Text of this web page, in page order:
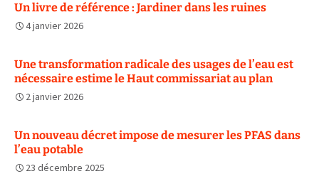
Un livre de référence : Jardiner dans les ruines
4 janvier 2026
Une transformation radicale des usages de l’eau est
nécessaire estime le Haut commissariat au plan
2 janvier 2026
Un nouveau décret impose de mesurer les PFAS dans
l’eau potable
23 décembre 2025